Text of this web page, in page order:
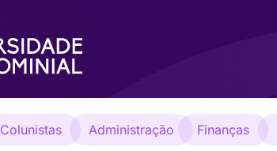
Colunistas Administração Finanças